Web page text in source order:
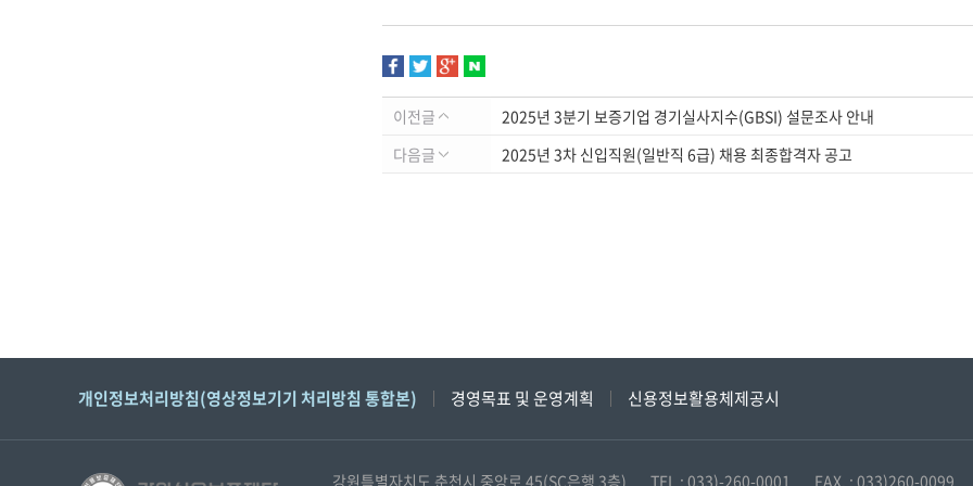
이전글
2025년 3분기 보증기업 경기실사지수(GBSI) 설문조사 안내
다음글
2025년 3차 신입직원(일반직 6급) 채용 최종합격자 공고
개인정보처리방침(영상정보기기 처리방침 통합본) 경영목표 및 운영계획 신용정보활용체제공시
강원특별자치도 춘천시 중앙로 45(SC은행 3층) TEL : 033)-260-0001 FAX. : 033)260-0099